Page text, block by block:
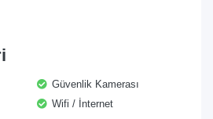
Güvenlik Kamerası
Wifi / İnternet